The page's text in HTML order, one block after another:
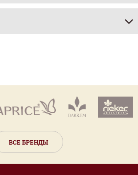
ВСЕ БРЕНДЫ